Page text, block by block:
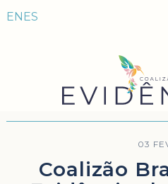
ENES
03
Coalizão